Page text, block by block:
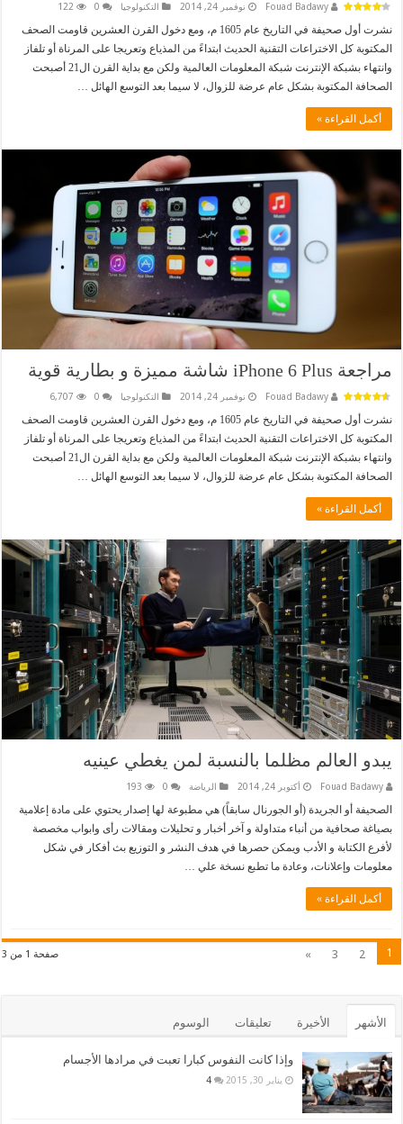
Fouad Badawy نوفمبر 24, 2014 التكنولوجيا 0
122
نشرت أول صحيفة في التاريخ عام 1605 م، ومع دخول القرن العشرين قاومت الصحف
المكتوبة كل الاختراعات التقنية الحديث ابتداءً من المذياع وتعريجا على المرناة أو تلفاز
وانتهاء بشبكة الإنترنت شبكة المعلومات العالمية ولكن مع بداية القرن ال21 أصبحت
الصحافة المكتوبة بشكل عام عرضة للزوال، لا سيما بعد التوسع الهائل …
أكمل القراءة »
مراجعة iPhone 6 Plus شاشة مميزة و بطارية قوية
Fouad Badawy نوفمبر 24, 2014 التكنولوجيا 0
6,707
نشرت أول صحيفة في التاريخ عام 1605 م، ومع دخول القرن العشرين قاومت الصحف
المكتوبة كل الاختراعات التقنية الحديث ابتداءً من المذياع وتعريجا على المرناة أو تلفاز
وانتهاء بشبكة الإنترنت شبكة المعلومات العالمية ولكن مع بداية القرن ال21 أصبحت
الصحافة المكتوبة بشكل عام عرضة للزوال، لا سيما بعد التوسع الهائل …
أكمل القراءة »
يبدو العالم مظلما بالنسبة لمن يغطي عينيه
Fouad Badawy أكتوبر 24, 2014 الرياضة 0
193
الصحيفة أو الجريدة (أو الجورنال سابقاً) هي مطبوعة لها إصدار يحتوي على مادة إعلامية
بصياغة صحافية من أنباء متداولة و آخر أخبار و تحليلات ومقالات رأى وابواب مخصصة
لأفرع الكتابة و الأدب ويمكن حصرها في هدف النشر و التوزيع بث أفكار في شكل
معلومات وإعلانات، وعادة ما تطبع نسخة علي …
أكمل القراءة »
صفحة 1 من 3 1
2
3
»
الأشهر الأخيرة تعليقات الوسوم
وإذا كانت النفوس كبارا تعبت في مرادها الأجسام
يناير 30, 2015 4